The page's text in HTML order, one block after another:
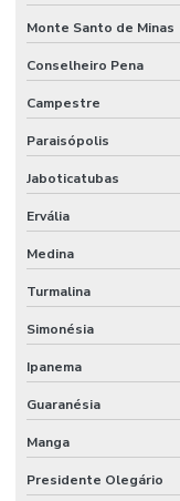
Monte Santo de Minas
Conselheiro Pena
Campestre
Paraisópolis
Jaboticatubas
Ervália
Medina
Turmalina
Simonésia
Ipanema
Guaranésia
Manga
Presidente Olegário